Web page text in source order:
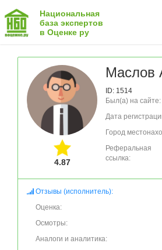
Национальная
база экспертов
в Оценке ру
4.87
Маслов
ID: 1514
Был(а) на сайте:
Дата
Город
Реферальная
ссылка:
Отзывы (исполнитель):
Оценка:
Осмотры:
Аналоги и аналитика: